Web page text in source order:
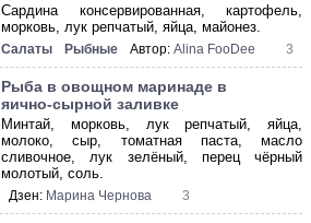
Сардина консервированная, картофель,
морковь, лук репчатый, яйца, майонез.
Салаты Рыбные Автор: Alina FooDee 3
Рыба в овощном маринаде в
яично-сырной заливке
Минтай, морковь, лук репчатый, яйца,
молоко, сыр, томатная паста, масло
сливочное, лук зелёный, перец чёрный
молотый, соль.
Дзен: Марина Чернова 3